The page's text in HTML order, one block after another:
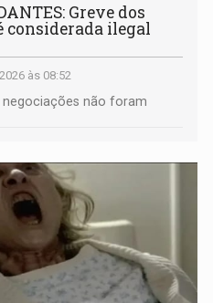
Greve dos
considerada ilegal
às 08:52
não foram